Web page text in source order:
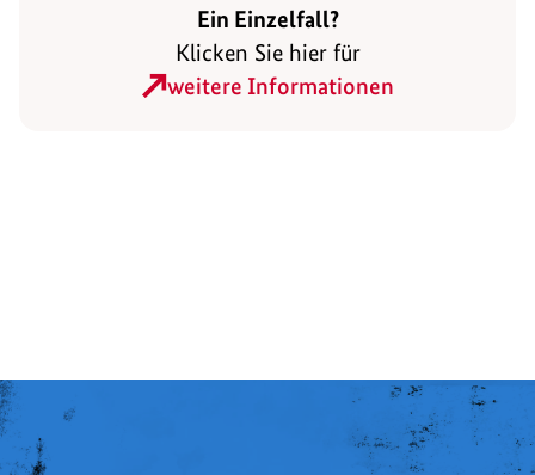
Ein Einzelfall?
Klicken Sie hier für
weitere Informationen